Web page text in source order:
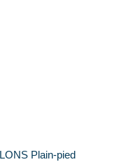
Plain-pied